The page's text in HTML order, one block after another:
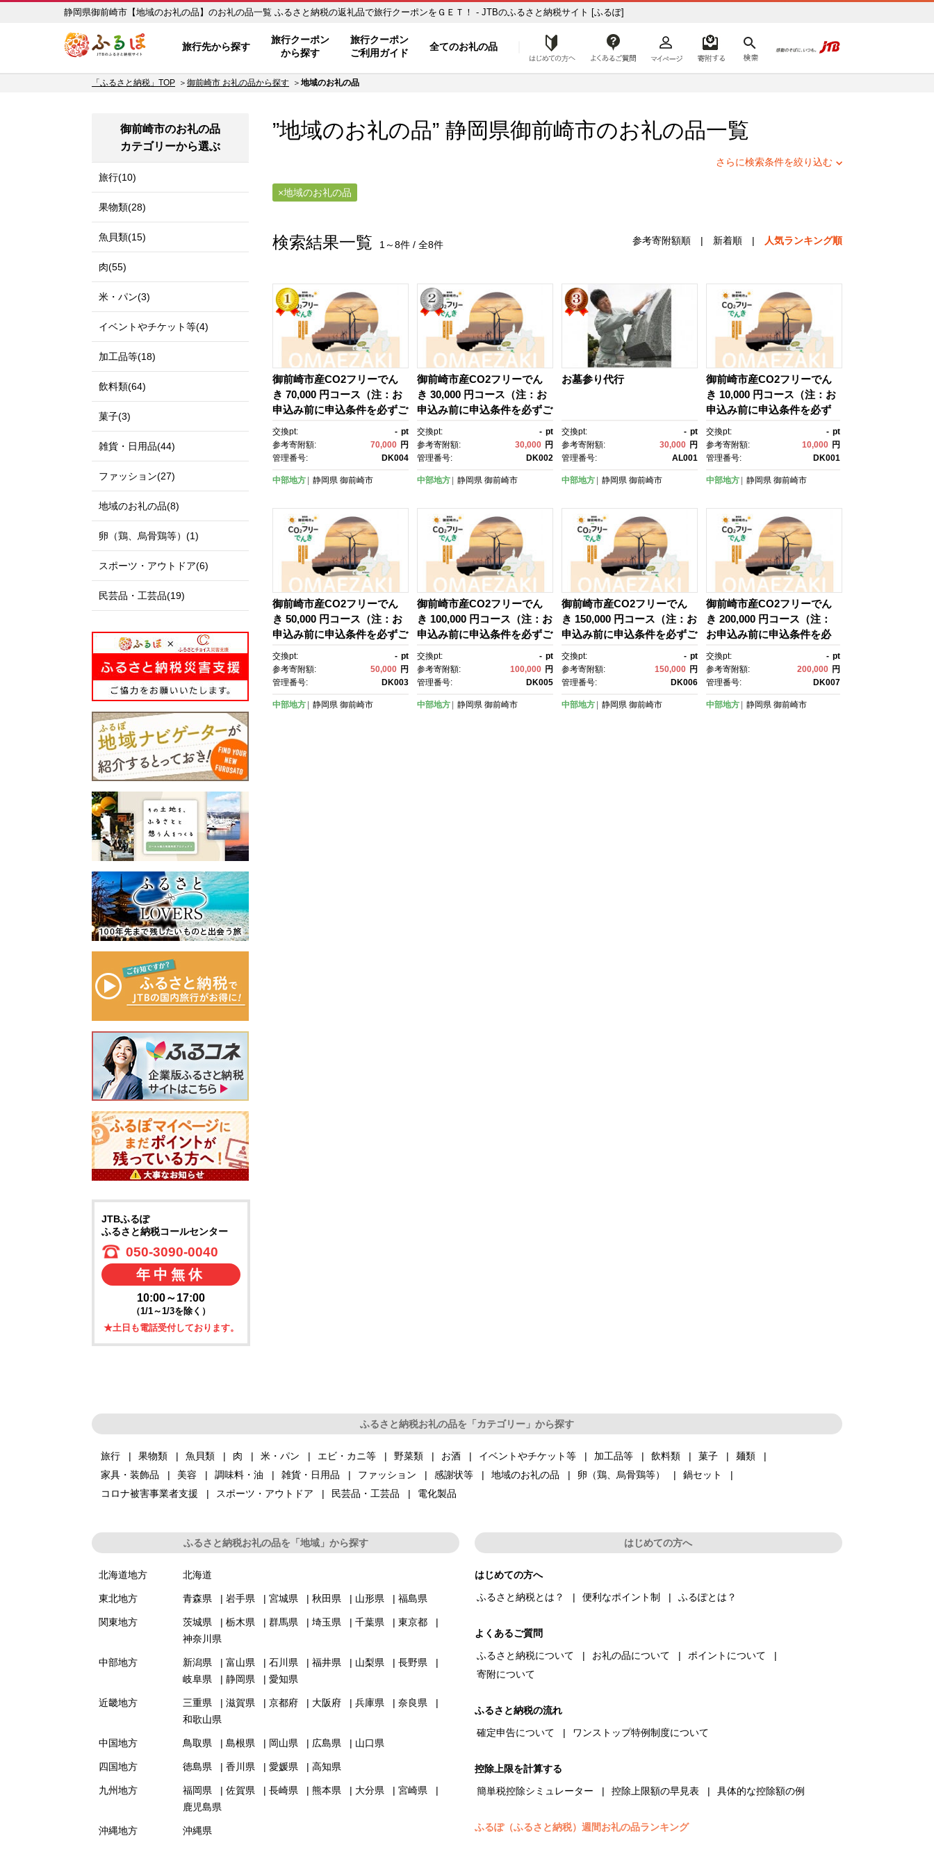
静岡県御前崎市【地域のお礼の品】のお礼の品一覧 ふるさと納税の返礼品で旅行クーポンをＧＥＴ！ - JTBのふるさと納税サイト [ふるぽ]
旅行先から探す
旅行クーポン
から探す
旅行クーポン
ご利用ガイド
全てのお礼の品 はじめての方へ
「ふるさと納税」TOP 御前崎市 お礼の品から探す 地域のお礼の品
”地域のお礼の品” 静岡県御前崎市のお礼の品一覧
さらに検索条件を絞り込む
地域のお礼の品
検索結果一覧 1～8件 / 全8件 参考寄附額順 | 新着順 | 人気ランキング順
御前崎市産CO2フリーでん
き 70,000 円コース（注：お
申込み前に申込条件を必ずご
確認ください）
交換pt: - pt
参考寄附額:
70,000 円
管理番号:
DK004
中部地方 静岡県 御前崎市
御前崎市産CO2フリーでん
き 30,000 円コース（注：お
申込み前に申込条件を必ずご
確認ください）
交換pt: - pt
参考寄附額:
30,000 円
管理番号:
DK002
中部地方 静岡県 御前崎市
お墓参り代行
交換pt: - pt
参考寄附額:
30,000 円
管理番号:
AL001
中部地方 静岡県 御前崎市
御前崎市産CO2フリーでん
き 10,000 円コース（注：お
申込み前に申込条件を必ず
ご確認ください）
交換pt: - pt
参考寄附額:
10,000 円
管理番号:
DK001
中部地方 静岡県 御前崎市
御前崎市産CO2フリーでん
き 50,000 円コース（注：お
申込み前に申込条件を必ずご
確認ください）
交換pt: - pt
参考寄附額:
50,000 円
管理番号:
DK003
中部地方 静岡県 御前崎市
御前崎市産CO2フリーでん
き 100,000 円コース（注：お
申込み前に申込条件を必ずご
確認ください）
交換pt: - pt
参考寄附額:
100,000 円
管理番号:
DK005
中部地方 静岡県 御前崎市
御前崎市産CO2フリーでん
き 150,000 円コース（注：お
申込み前に申込条件を必ずご
確認ください）
交換pt: - pt
参考寄附額:
150,000 円
管理番号:
DK006
中部地方 静岡県 御前崎市
御前崎市産CO2フリーでん
き 200,000 円コース（注：
お申込み前に申込条件を必
ずご確認ください）
交換pt: - pt
参考寄附額:
200,000 円
管理番号:
DK007
中部地方 静岡県 御前崎市
御前崎市のお礼の品
カテゴリーから選ぶ
旅行(10)
果物類(28)
魚貝類(15)
肉(55)
米・パン(3)
イベントやチケット等(4)
加工品等(18)
飲料類(64)
菓子(3)
雑貨・日用品(44)
ファッション(27)
地域のお礼の品(8)
卵（鶏、烏骨鶏等）(1)
スポーツ・アウトドア(6)
民芸品・工芸品(19)
JTBふるぽ
ふるさと納税コールセンター
050-3090-0040
年中無休
10:00～17:00
（1/1～1/3を除く）
★土日も電話受付しております。
ふるさと納税お礼の品を「カテゴリー」から探す
旅行 果物類 魚貝類 肉 米・パン エビ・カニ等 野菜類 お酒 イベントやチケット等 加工品等 飲料類 菓子
麺類
家具・装飾品
美容 調味料・油 雑貨・日用品 ファッション 感謝状等 地域のお礼の品 卵（鶏、烏骨鶏等）
鍋セット
コロナ被害事業者支援
スポーツ・アウトドア 民芸品・工芸品 電化製品
ふるさと納税お礼の品を「地域」から探す
北海道地方 北海道
東北地方 青森県 岩手県 宮城県 秋田県 山形県 福島県
関東地方 茨城県 栃木県 群馬県 埼玉県 千葉県
東京都
神奈川県
中部地方 新潟県 富山県 石川県 福井県 山梨県
長野県
岐阜県
静岡県 愛知県
近畿地方 三重県 滋賀県 京都府 大阪府 兵庫県
奈良県
和歌山県
中国地方 鳥取県 島根県 岡山県 広島県 山口県
四国地方 徳島県 香川県 愛媛県 高知県
九州地方 福岡県 佐賀県 長崎県 熊本県 大分県
宮崎県
鹿児島県
沖縄地方 沖縄県
はじめての方へ
はじめての方へ
ふるさと納税とは？
便利なポイント制 ふるぽとは？
よくあるご質問
ふるさと納税について
お礼の品について
ポイントについて
寄附について
ふるさと納税の流れ
確定申告について
ワンストップ特例制度について
控除上限を計算する
簡単税控除シミュレーター
控除上限額の早見表 具体的な控除額の例
ふるぽ（ふるさと納税）週間お礼の品ランキング